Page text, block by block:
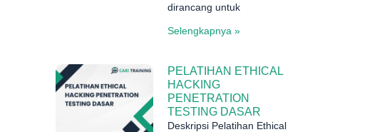
dirancang untuk
Selengkapnya »
PELATIHAN ETHICAL
HACKING
PENETRATION
TESTING DASAR
Deskripsi Pelatihan Ethical